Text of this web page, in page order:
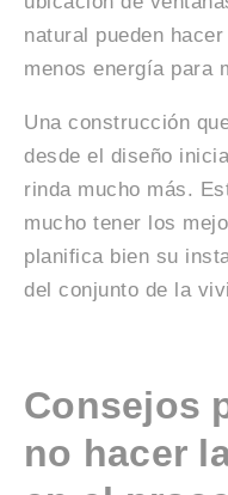
natural pueden
menos energía para
Una construcción
desde el diseño
rinda mucho más.
mucho tener los
planifica bien su
del conjunto de la
Consejos
no hacer